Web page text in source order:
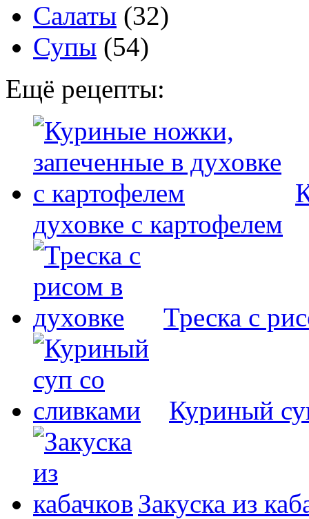
Салаты (32)
Супы (54)
Ещё рецепты:
духовке с картофелем
Треска с
Куриный
Закуска из